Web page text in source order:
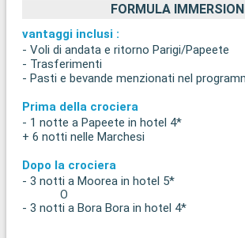
FORMULA IMMERSION
vantaggi inclusi :
- Voli di andata e ritorno Parigi/Papeete
- Trasferimenti
- Pasti e bevande menzionati nel
Prima della crociera
- 1 notte a Papeete in hotel 4*
+ 6 notti nelle Marchesi
Dopo la crociera
- 3 notti a Moorea in hotel 5*
O
- 3 notti a Bora Bora in hotel 4*